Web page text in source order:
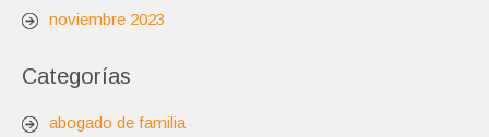
noviembre 2023
Categorías
abogado de familia